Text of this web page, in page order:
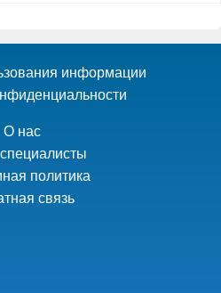
информации
О нас
политика
связь